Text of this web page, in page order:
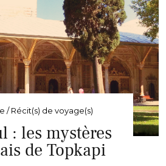
/ Récit(s) de voyage(s)
: les mystères
de Topkapi